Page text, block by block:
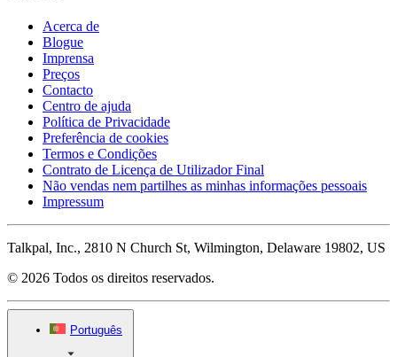
Acerca de
Blogue
Imprensa
Preços
Contacto
Centro de ajuda
Política de Privacidade
Preferência de cookies
Termos e Condições
Contrato de Licença de Utilizador Final
Não vendas nem partilhes as minhas informações pessoais
Impressum
Talkpal, Inc., 2810 N Church St, Wilmington, Delaware 19802, US
© 2026 Todos os direitos reservados.
Português